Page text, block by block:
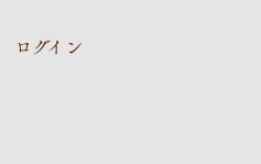
ログイン